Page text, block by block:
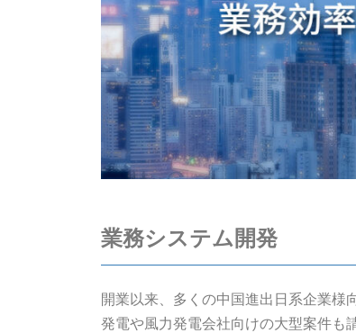
業務システム開発
開業以来、多くの中国進出日系企業様
発電や風力発電会社向けの大型案件も